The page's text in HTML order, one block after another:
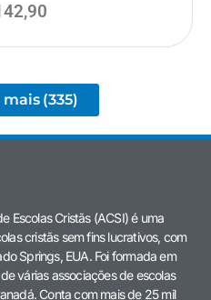
mais (335)
Escolas Cristãs (ACSI) é uma
cristãs sem fins lucrativos, com
Springs, EUA. Foi formada em
várias associações de escolas
Conta com mais de 25 mil